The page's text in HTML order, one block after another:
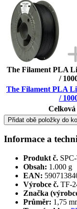
The Filament PLA
/
The Filament PLA
/
Celková
Přidat obě položky do
Informace a
Produkt č.
Obsah: 1.000 g
EAN:
Výrobce č. TF-
Značka
Průměr: 1,75